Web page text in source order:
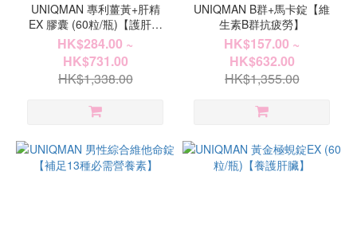
UNIQMAN 專利薑黃+肝精
EX 膠囊 (60粒/瓶)【護肝抗
疲】
HK$284.00 ~
HK$731.00
HK$1,338.00
UNIQMAN B群+馬卡錠【維
生素B群抗疲勞】
HK$157.00 ~
HK$632.00
HK$1,355.00